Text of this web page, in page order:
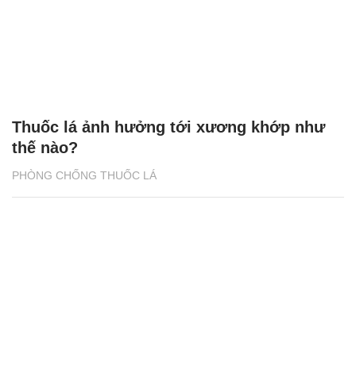
PHÒNG CHỐNG THUỐC LÁ
Thuốc lá ảnh hưởng tới xương khớp như
thế nào?